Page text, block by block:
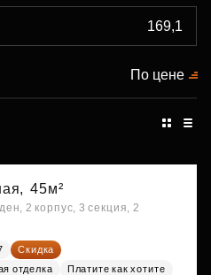
По цене
45м²
2 корпус, 3 секция, 2
Скидка
отделка
Платите как хотите